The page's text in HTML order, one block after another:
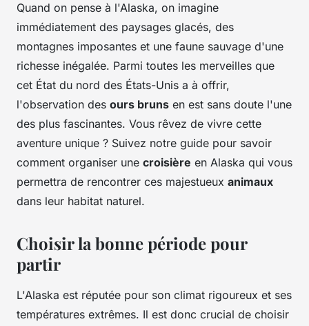
Quand on pense à l'Alaska, on imagine
immédiatement des paysages glacés, des
montagnes imposantes et une faune sauvage d'une
richesse inégalée. Parmi toutes les merveilles que
cet État du nord des États-Unis a à offrir,
l'observation des ours bruns en est sans doute l'une
des plus fascinantes. Vous rêvez de vivre cette
aventure unique ? Suivez notre guide pour savoir
comment organiser une croisière en Alaska qui vous
permettra de rencontrer ces majestueux animaux
dans leur habitat naturel.
Choisir la bonne période pour
partir
L'Alaska est réputée pour son climat rigoureux et ses
températures extrêmes. Il est donc crucial de choisir